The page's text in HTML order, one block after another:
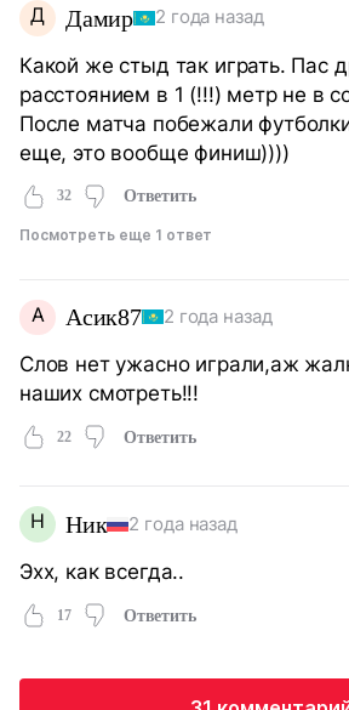
Д Дамир 2 года назад
Какой же стыд так играть. Пас
расстоянием в 1 (!!!) метр не в
После матча побежали
еще, это вообще финиш))))
32 Ответить
Посмотреть еще 1 ответ
А Асик87 2 года назад
Слов нет ужасно играли,аж
наших смотреть!!!
22 Ответить
Н Ник 2 года назад
Эхх, как всегда..
17 Ответить